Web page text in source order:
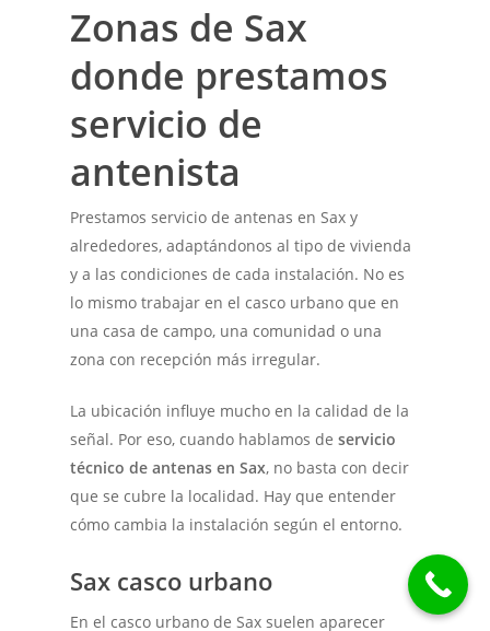
Zonas de Sax
donde prestamos
servicio de
antenista
Prestamos servicio de antenas en Sax y
alrededores, adaptándonos al tipo de vivienda
y a las condiciones de cada instalación. No es
lo mismo trabajar en el casco urbano que en
una casa de campo, una comunidad o una
zona con recepción más irregular.
La ubicación influye mucho en la calidad de la
señal. Por eso, cuando hablamos deservicio
técnico de antenas en Sax, no basta con decir
que se cubre la localidad. Hay que entender
cómo cambia la instalación según el entorno.
Sax casco urbano
En el casco urbano de Sax suelen aparecer